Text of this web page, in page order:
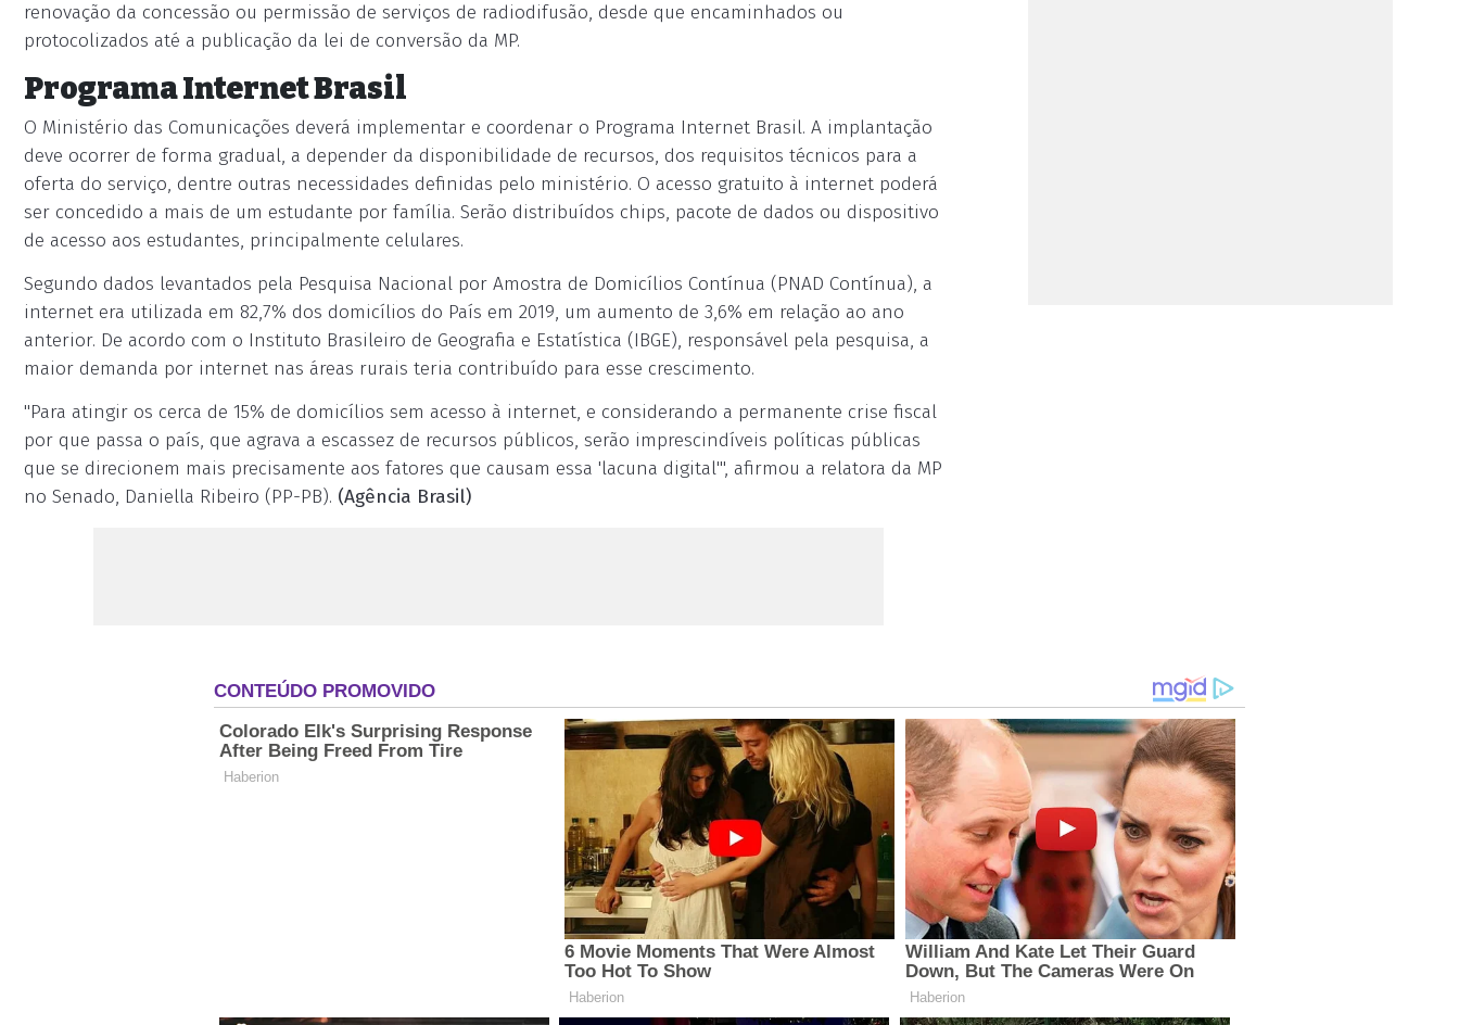
renovação da concessão ou permissão de serviços de radiodifusão, desde que encaminhados ou
protocolizados até a publicação da lei de conversão da MP.
Programa Internet Brasil
O Ministério das Comunicações deverá implementar e coordenar o Programa Internet Brasil. A implantação
deve ocorrer de forma gradual, a depender da disponibilidade de recursos, dos requisitos técnicos para a
oferta do serviço, dentre outras necessidades definidas pelo ministério. O acesso gratuito à internet poderá
ser concedido a mais de um estudante por família. Serão distribuídos chips, pacote de dados ou dispositivo
de acesso aos estudantes, principalmente celulares.
Segundo dados levantados pela Pesquisa Nacional por Amostra de Domicílios Contínua (PNAD Contínua), a
internet era utilizada em 82,7% dos domicílios do País em 2019, um aumento de 3,6% em relação ao ano
anterior. De acordo com o Instituto Brasileiro de Geografia e Estatística (IBGE), responsável pela pesquisa, a
maior demanda por internet nas áreas rurais teria contribuído para esse crescimento.
"Para atingir os cerca de 15% de domicílios sem acesso à internet, e considerando a permanente crise fiscal
por que passa o país, que agrava a escassez de recursos públicos, serão imprescindíveis políticas públicas
que se direcionem mais precisamente aos fatores que causam essa 'lacuna digital'", afirmou a relatora da MP
no Senado, Daniella Ribeiro (PP-PB). (Agência Brasil)